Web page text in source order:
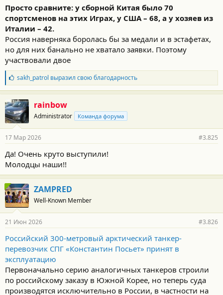
Просто сравните: у сборной Китая было 70
спортсменов на этих Играх, у США – 68, а у хозяев из
Италии – 42.
Россия наверняка боролась бы за медали и в эстафетах,
но для них банально не хватало заявки. Поэтому
участвовали двое
Б
л
а
г
о
д
а
р
н
с
т
и
:
sakh_patrol выразил свою благодарность
rainbow
Administrator Команда форума
17 Мар 2026 #3.825
Да! Очень круто выступили!
Молодцы наши!!
ZAMPRED
Well-Known Member
21 Июн 2026 #3.826
Российский 300-метровый арктический танкер-
перевозчик СПГ «Константин Посьет» принят в
эксплуатацию
Первоначально серию аналогичных танкеров строили
по российскому заказу в Южной Корее, но теперь суда
производятся исключительно в России, в частности на